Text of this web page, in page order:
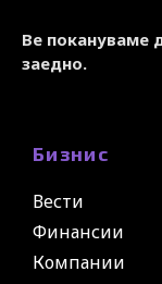
Ве покануваме
заедно.
Бизнис
Вести
Финансии
Компании